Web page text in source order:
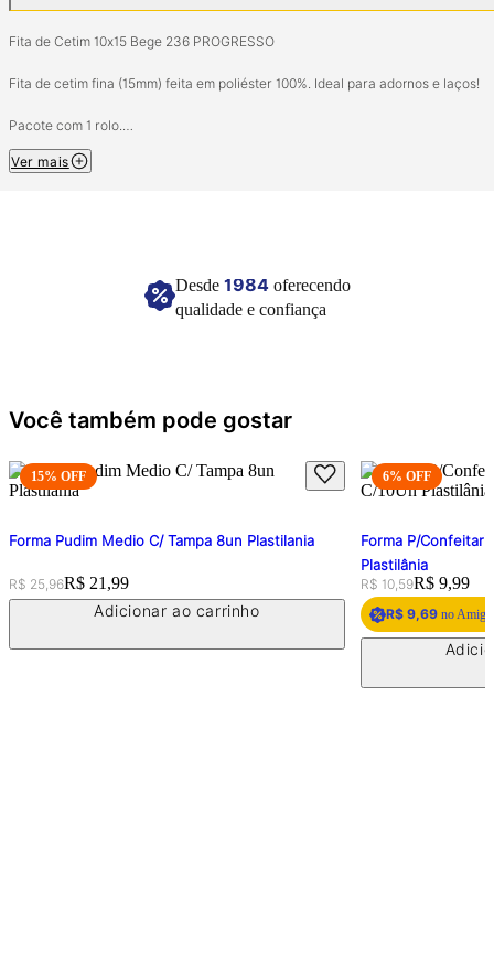
Fita de Cetim 10x15 Bege 236 PROGRESSO
Fita de cetim fina (15mm) feita em poliéster 100%. Ideal para adornos e laços!
Pacote com 1 rolo.
Tamanho: 15mm (largura) 10 metros (comprimento).
Composição: 100% Poliéster.
Ver mais
Desde 1984oferecendo
qualidade e confiança
Você também pode gostar
15% OFF
Forma Pudim Medio C/ Tampa 8un Plastilania
Original price:
R$ 25,96Price:
R$ 21,99
Adicionar ao carrinho
6% OFF
Forma P/
Plastilânia
Original price:
R$ 10,59Price:
R$ 9,99
R$ 9,69no Amigo